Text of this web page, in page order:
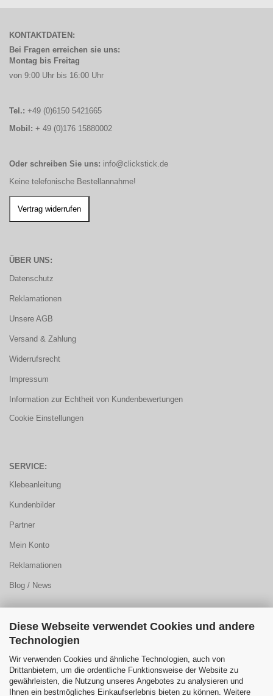
Diese Webseite verwendet Cookies und andere
Technologien
Wir verwenden Cookies und ähnliche Technologien, auch von
Drittanbietern, um die ordentliche Funktionsweise der Website zu
gewährleisten, die Nutzung unseres Angebotes zu analysieren und
Ihnen ein bestmögliches Einkaufserlebnis bieten zu können. Weitere
KONTAKTDATEN:
Bei Fragen erreichen sie uns:
Montag bis Freitag
von 9:00 Uhr bis 16:00 Uhr
Tel.: +49 (0)6150 5421665
Mobil: + 49 (0)176 15880002
Oder schreiben Sie uns: info@clickstick.de
Keine telefonische Bestellannahme!
ÜBER UNS:
Datenschutz
Reklamationen
Unsere AGB
Versand & Zahlung
Widerrufsrecht
Impressum
Information zur Echtheit von Kundenbewertungen
Cookie Einstellungen
SERVICE:
Klebeanleitung
Kundenbilder
Partner
Mein Konto
Reklamationen
Blog / News
FAQ
Farbauswahl